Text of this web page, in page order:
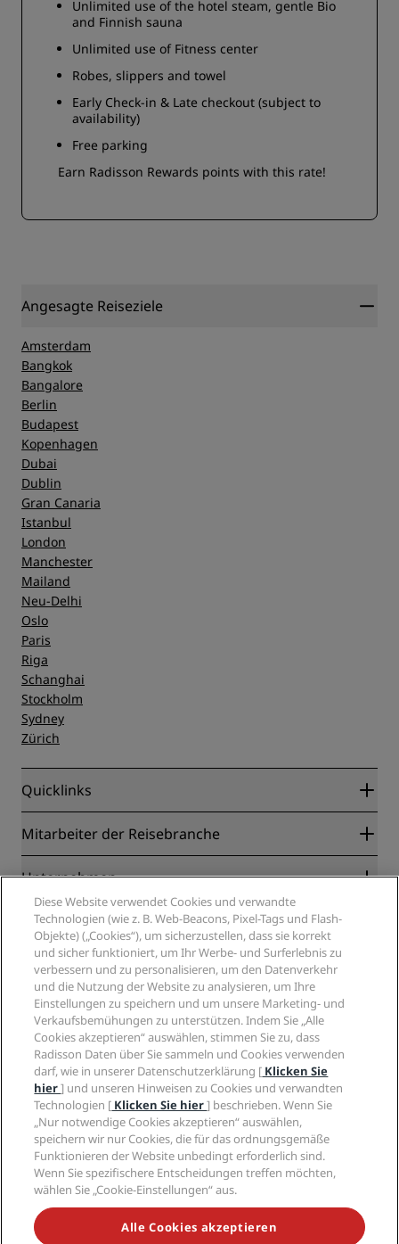
Unlimited use of the hotel steam, gentle Bio
and Finnish sauna
Unlimited use of Fitness center
Robes, slippers and towel
Early Check-in & Late checkout (subject to
availability)
Free parking
Earn Radisson Rewards points with this rate!
Angesagte Reiseziele
Amsterdam
Bangkok
Bangalore
Berlin
Budapest
Kopenhagen
Dubai
Dublin
Gran Canaria
Istanbul
London
Manchester
Mailand
Neu-Delhi
Oslo
Paris
Riga
Schanghai
Stockholm
Sydney
Zürich
Quicklinks
Radisson Rewards
Blog
Neue und aufstrebende Hotels
Radisson Hotels APP
„Sports Approved“-Hotels
Familienfreundliche Hotels
Gesundheit & Sicherheit
Mitarbeiter der Reisebranche
Partner
Reisebüros
Unternehmen
Radisson Hotel Group
Medien
Karriere RHG
Karriere PPHE
Karrieren EHL
The Club by RHG
Entwicklungsmöglichkeiten
Responsible Business – Unser Engagement
Einkauf
Rechtliches
Privacy Centre
Rechtliche Hinweise
Radisson Rewards Geschäftsbedingungen
Website-Nutzungsvereinbarung
Digitale Barrierefreiheit
Moderne Sklaverei – Erklärung
Hilfe
Verbrauchermeldungen
Kontakt
FAQ
Inhaltsübersicht
Soziale Medien
Marken von Radisson Hotels
VERPASSEN SIE NIEMALS UNSERE BELIEBTESTEN
ANGEBOTE
Diese Website verwendet Cookies und verwandte
Technologien (wie z. B. Web-Beacons, Pixel-Tags und Flash-
Objekte) („Cookies“), um sicherzustellen, dass sie korrekt
und sicher funktioniert, um Ihr Werbe- und Surferlebnis zu
verbessern und zu personalisieren, um den Datenverkehr
und die Nutzung der Website zu analysieren, um Ihre
Einstellungen zu speichern und um unsere Marketing- und
Verkaufsbemühungen zu unterstützen. Indem Sie „Alle
Cookies akzeptieren“ auswählen, stimmen Sie zu, dass
Radisson Daten über Sie sammeln und Cookies verwenden
darf, wie in unserer Datenschutzerklärung [ Klicken Sie
hier] und unseren Hinweisen zu Cookies und verwandten
Technologien [ Klicken Sie hier] beschrieben. Wenn Sie
„Nur notwendige Cookies akzeptieren“ auswählen,
speichern wir nur Cookies, die für das ordnungsgemäße
Funktionieren der Website unbedingt erforderlich sind.
Wenn Sie spezifischere Entscheidungen treffen möchten,
wählen Sie „Cookie-Einstellungen“ aus.
Alle Cookies akzeptieren